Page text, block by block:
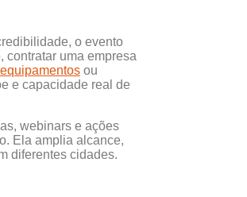
o evento
contratar uma empresa
ou
e capacidade real de
webinars e ações
Ela amplia alcance,
diferentes cidades.